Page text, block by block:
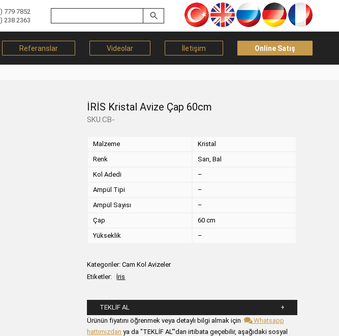
779 7852
238 2363
Referanslar Videolar İletişim Online Satış
İRİS Kristal Avize Çap 60cm
SKU:CB-
Malzeme
Kristal
Renk
Sarı, Bal
Kol Adedi
–
Ampül Tipi
–
Ampül Sayısı
–
Çap
60 cm
Yükseklik
–
Kategoriler:Cam Kol Avizeler
Etiketler:
İris
TEKLIF AL
Lütfen aşağıdaki formu alanlarını doldurunuz.
Ürünün fiyatını öğrenmek veya detaylı bilgi almak için
Whatsapp
hattımızdan ya da "TEKLİF AL"'dan irtibata geçebilir, aşağıdaki sosyal